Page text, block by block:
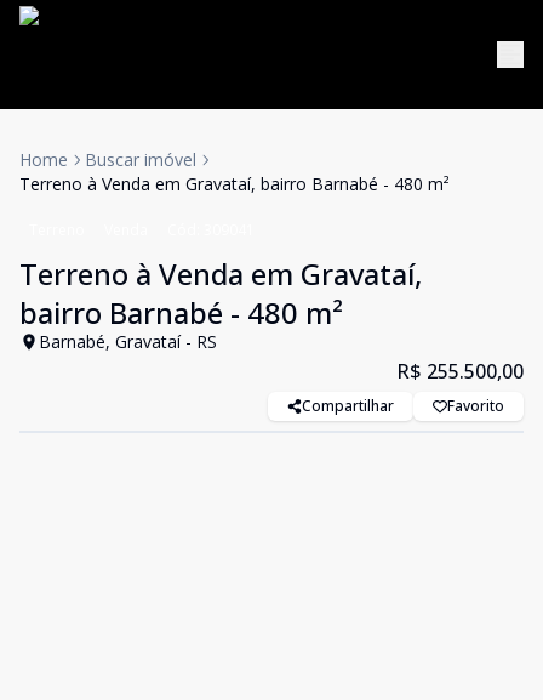
Home
Buscar imóvel
Terreno à Venda em Gravataí, bairro Barnabé - 480 m²
Terreno à Venda em Gravataí,
bairro Barnabé - 480 m²
Barnabé, Gravataí - RS
R$ 255.500,00
Compartilhar Favorito